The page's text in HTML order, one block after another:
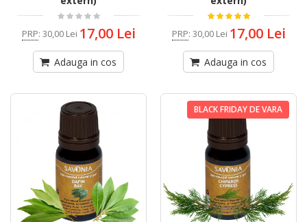
PRP: 30,00 Lei 17,00 Lei
Adauga in cos
PRP: 30,00 Lei 17,00 Lei
Adauga in cos
BLACK FRIDAY DE VARA